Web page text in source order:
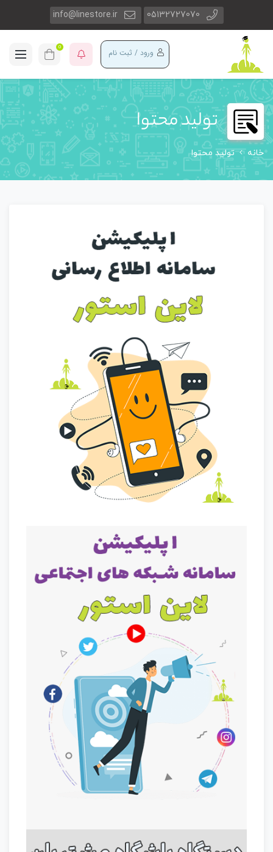
05132727070
info@linestore.ir
ورود / ثبت نام 0
تولید محتوا
خانه تولید محتوا